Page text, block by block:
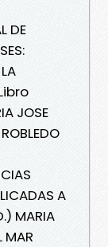
DE
JOSE
A
MARIA
MAR